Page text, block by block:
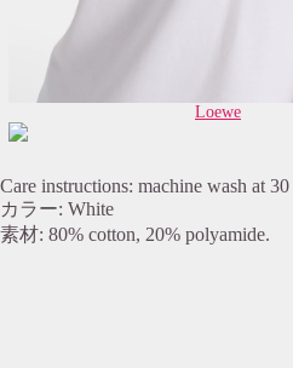
Loewe
Care instructions: machine wash at
カラー: White
素材: 80% cotton, 20% polyamide.